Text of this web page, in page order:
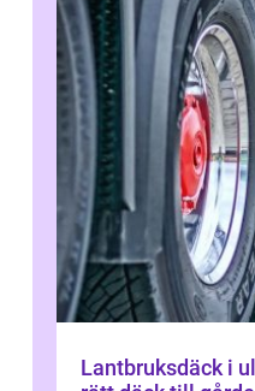
Lantbruksdäck i ullared så